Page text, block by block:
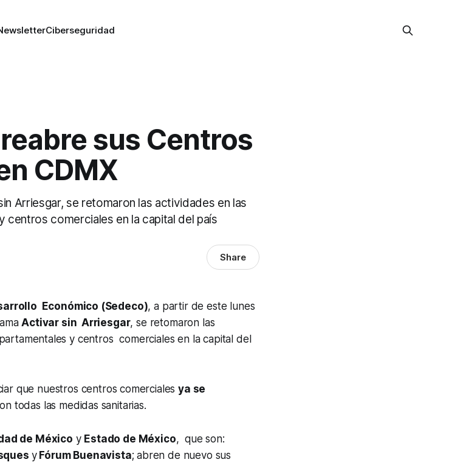
Ciberseguridad
sus Centros
CDMX
Arriesgar, se retomaron las actividades en las
centros comerciales en la capital del país
Share
Económico (Sedeco), a partir de este lunes
Activar sin Arriesgar, se retomaron las
y centros comerciales en la capital del
que nuestros centros comercialesya se
todas las medidas sanitarias.
de México y Estado de México, que son:
yFórum Buenavista; abren de nuevo sus